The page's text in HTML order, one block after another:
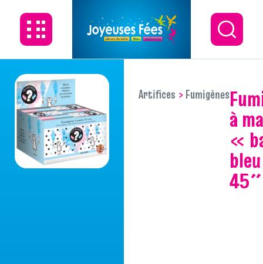
Artifices Fumigènesfumigene
à
«